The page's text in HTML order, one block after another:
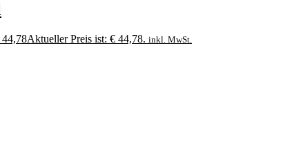
44,78Aktueller Preis ist: € 44,78. inkl. MwSt.